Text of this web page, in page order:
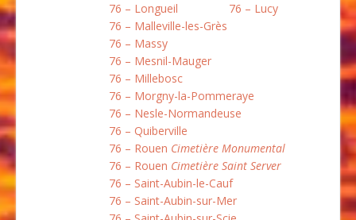
76 – Longueil
76 – Lucy
76 – Malleville-les-Grès
76 – Massy
76 – Mesnil-Mauger
76 – Millebosc
76 – Morgny-la-Pommeraye
76 – Nesle-Normandeuse
76 – Quiberville
76 – Rouen Cimetière Monumental
76 – Rouen Cimetière Saint Server
76 – Saint-Aubin-le-Cauf
76 – Saint-Aubin-sur-Mer